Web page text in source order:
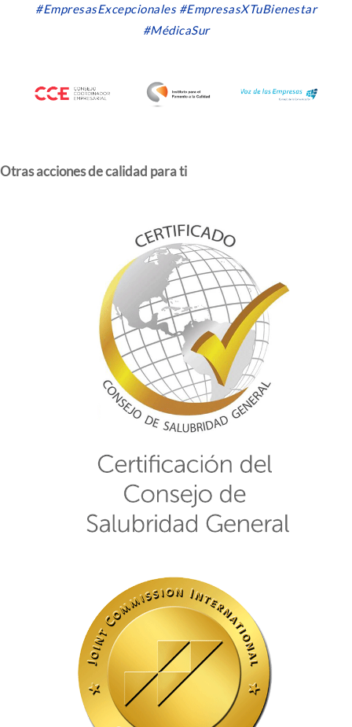
#EmpresasExcepcionales #EmpresasXTuBienestar
#MédicaSur
Otras acciones de calidad para ti